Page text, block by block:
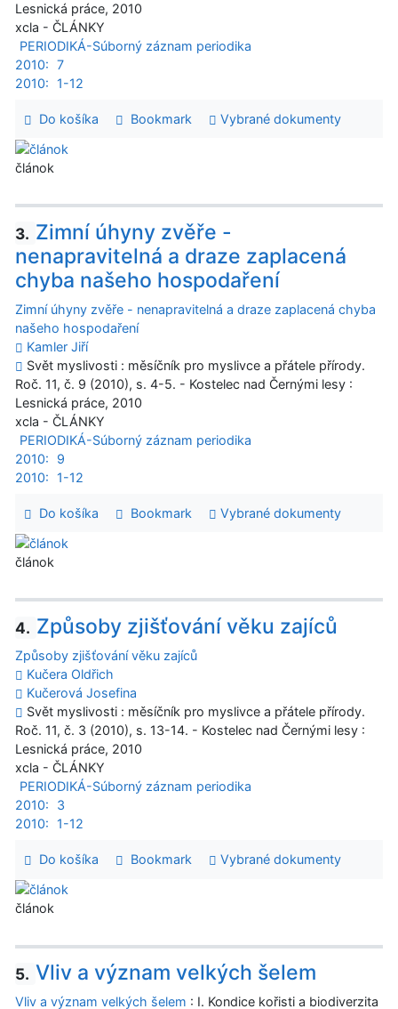
Lesnická práce, 2010
xcla - ČLÁNKY
PERIODIKÁ-Súborný záznam periodika
2010: 7
2010:
1-12
Do košíka Bookmark Vybrané dokumenty
článok
3. Zimní úhyny zvěře -
nenapravitelná a draze zaplacená
chyba našeho hospodaření
Zimní úhyny zvěře - nenapravitelná a draze zaplacená chyba
našeho hospodaření
Kamler Jiří
Svět myslivosti : měsíčník pro myslivce a přátele přírody.
Roč. 11, č. 9 (2010), s. 4-5. - Kostelec nad Černými lesy :
Lesnická práce, 2010
xcla - ČLÁNKY
PERIODIKÁ-Súborný záznam periodika
2010:
9
2010:
1-12
Do košíka Bookmark Vybrané dokumenty
článok
4. Způsoby zjišťování věku zajíců
Způsoby zjišťování věku zajíců
Kučera Oldřich
Kučerová Josefina
Svět myslivosti : měsíčník pro myslivce a přátele přírody.
Roč. 11, č. 3 (2010), s. 13-14. - Kostelec nad Černými lesy :
Lesnická práce, 2010
xcla - ČLÁNKY
PERIODIKÁ-Súborný záznam periodika
2010:
3
2010:
1-12
Do košíka Bookmark Vybrané dokumenty
článok
5. Vliv a význam velkých šelem
Vliv a význam velkých šelem : I. Kondice kořisti a biodiverzita